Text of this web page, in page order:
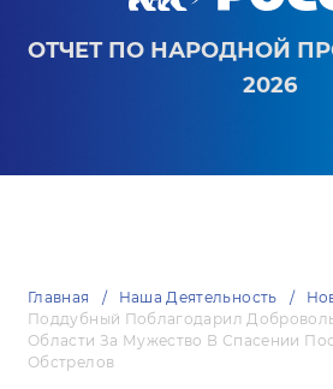
ОТЧЕТ ПО НАРОДНОЙ
2026
Главная Наша Деятельность
Поддубный Поблагодарил
Области За Мужество В Спасении
Обстрелов